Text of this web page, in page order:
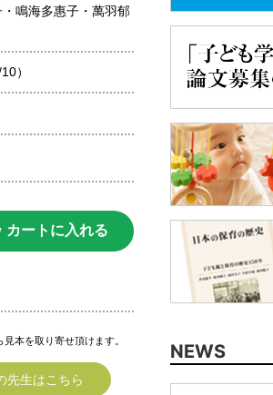
鳴海多惠子・萬羽郁
）
本を取り寄せ頂けます。
先生はこちら
NEWS